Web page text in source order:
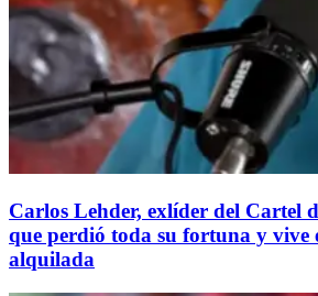
Carlos Lehder, exlíder del Cartel
que perdió toda su fortuna y vive
alquilada